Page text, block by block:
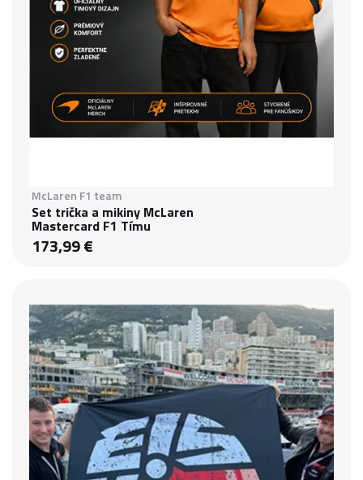
McLaren F1 team
Set trička a mikiny McLaren
Mastercard F1 Tímu
173,99 €